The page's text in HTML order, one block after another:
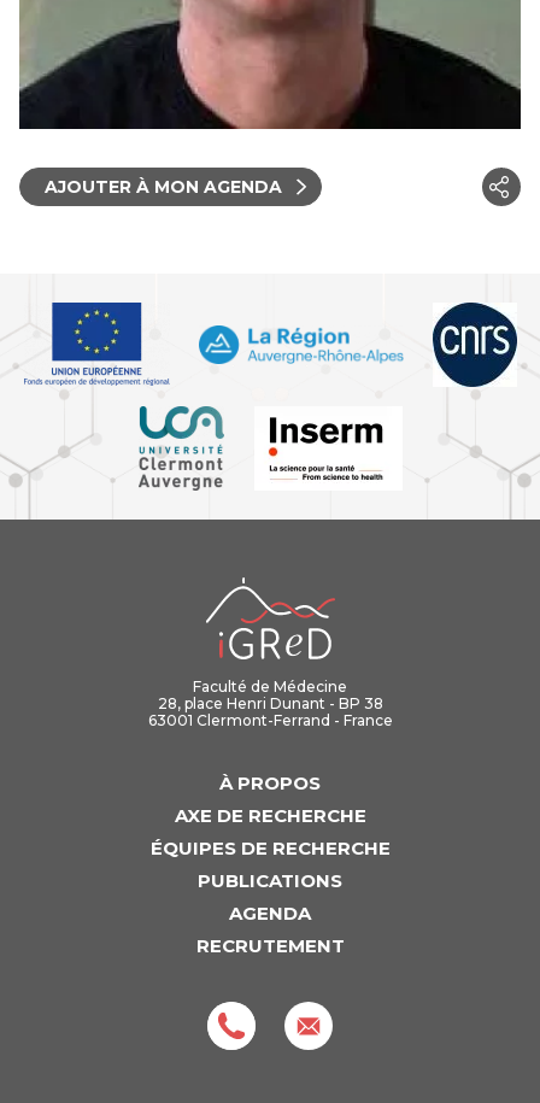
AJOUTER À MON AGENDA
Faculté de Médecine
28, place Henri Dunant - BP 38
63001 Clermont-Ferrand - France
À PROPOS
AXE DE RECHERCHE
ÉQUIPES DE RECHERCHE
PUBLICATIONS
AGENDA
RECRUTEMENT